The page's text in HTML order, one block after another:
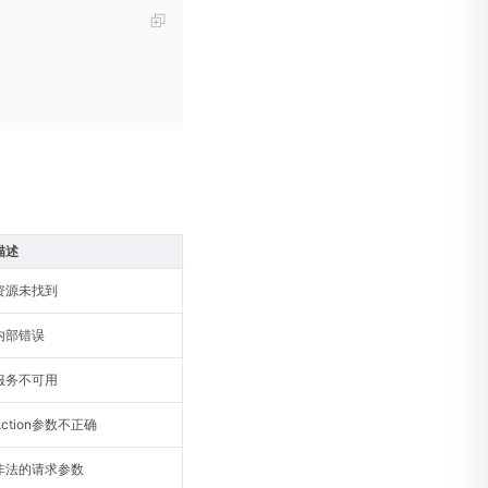
述
源未找到
部错误
务不可用
参数不正确
法的请求参数